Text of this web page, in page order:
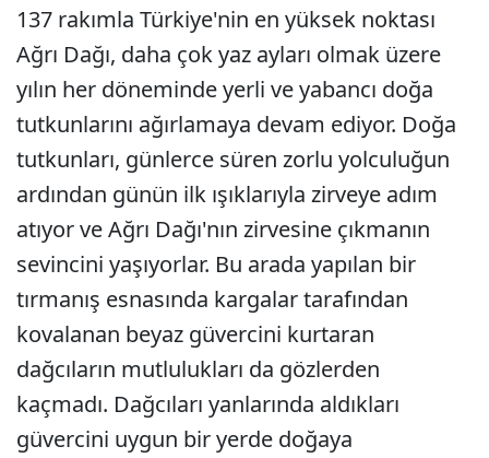
137 rakımla Türkiye'nin en yüksek noktası
Ağrı Dağı, daha çok yaz ayları olmak üzere
yılın her döneminde yerli ve yabancı doğa
tutkunlarını ağırlamaya devam ediyor. Doğa
tutkunları, günlerce süren zorlu yolculuğun
ardından günün ilk ışıklarıyla zirveye adım
atıyor ve Ağrı Dağı'nın zirvesine çıkmanın
sevincini yaşıyorlar. Bu arada yapılan bir
tırmanış esnasında kargalar tarafından
kovalanan beyaz güvercini kurtaran
dağcıların mutlulukları da gözlerden
kaçmadı. Dağcıları yanlarında aldıkları
güvercini uygun bir yerde doğaya